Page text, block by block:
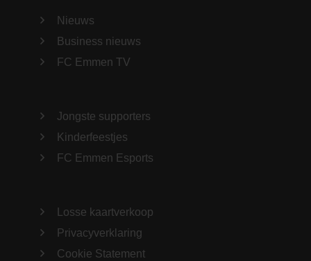
Nieuws
Business nieuws
FC Emmen TV
Jongste supporters
Kinderfeestjes
FC Emmen Esports
Losse kaartverkoop
Privacyverklaring
Cookie Statement